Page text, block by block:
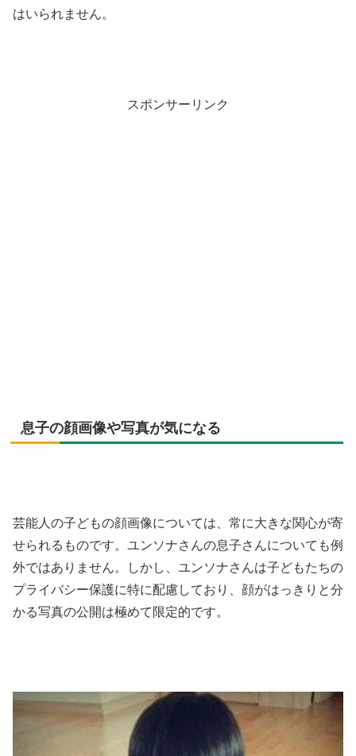
はいられません。
スポンサーリンク
息子の顔画像や写真が気になる
芸能人の子どもの顔画像については、常に大きな関心が寄
せられるものです。ユンソナさんの息子さんについても例
外ではありません。しかし、ユンソナさんは子どもたちの
プライバシー保護に特に配慮しており、顔がはっきりと分
かる写真の公開は極めて限定的です。